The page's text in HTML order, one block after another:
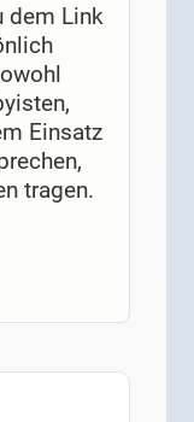
dem Link
Einsatz
tragen.